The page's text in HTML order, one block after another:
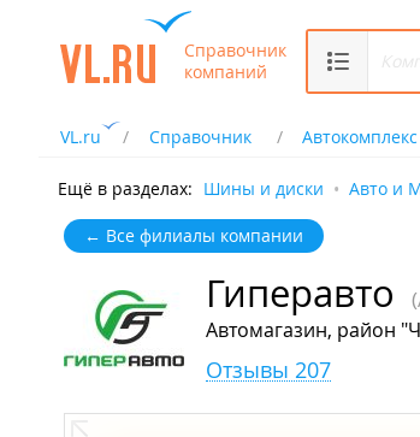
Справочник
компаний
VL.ru Справочник Автокомплекс
Ещё в разделах: Шины и диски Авто и
← Все филиалы компании
Гиперавто
Автомагазин, район
Отзывы 207